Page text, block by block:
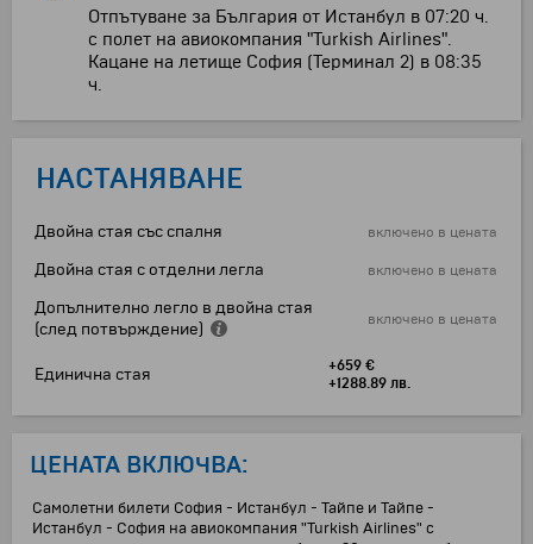
Отпътуване за България от Истанбул в 07:20 ч.
с полет на авиокомпания "Turkish Airlines".
Кацане на летище София (Терминал 2) в 08:35
ч.
НАСТАНЯВАНЕ
Двойна стая със спалня включено в цената
Двойна стая с отделни легла включено в цената
Допълнително легло в двойна стая
(след потвърждение)
включено в цената
Единична стая
+659 €
+1288.89 лв.
ЦЕНАТА ВКЛЮЧВА:
Самолетни билети София - Истанбул - Тайпе и Тайпе -
Истанбул - София на авиокомпания "Turkish Airlines" с